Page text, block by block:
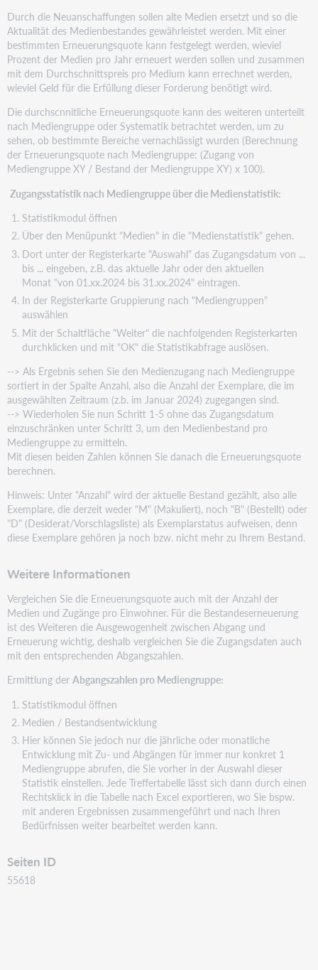
Durch die Neuanschaffungen sollen alte Medien ersetzt und so die
Aktualität des Medienbestandes gewährleistet werden. Mit einer
bestimmten Erneuerungsquote kann festgelegt werden, wieviel
Prozent der Medien pro Jahr erneuert werden sollen und zusammen
mit dem Durchschnittspreis pro Medium kann errechnet werden,
wieviel Geld für die Erfüllung dieser Forderung benötigt wird.
Die durchscnnitliche Erneuerungsquote kann des weiteren unterteilt
nach Mediengruppe oder Systematik betrachtet werden, um zu
sehen, ob bestimmte Bereiche vernachlässigt wurden (Berechnung
der Erneuerungsquote nach Mediengruppe: (Zugang von
Mediengruppe XY / Bestand der Mediengruppe XY) x 100).
Zugangsstatistik nach Mediengruppe über die Medienstatistik:
Statistikmodul öffnen
Über den Menüpunkt "Medien" in die "Medienstatistik" gehen.
Dort unter der Registerkarte "Auswahl" das Zugangsdatum von ...
bis ... eingeben, z.B. das aktuelle Jahr oder den aktuellen
Monat "von 01.xx.2024 bis 31.xx.2024" eintragen.
In der Registerkarte Gruppierung nach "Mediengruppen"
auswählen
Mit der Schaltfläche "Weiter" die nachfolgenden Registerkarten
durchklicken und mit "OK" die Statistikabfrage auslösen.
--> Als Ergebnis sehen Sie den Medienzugang nach Mediengruppe
sortiert in der Spalte Anzahl, also die Anzahl der Exemplare, die im
ausgewählten Zeitraum (z.b. im Januar 2024) zugegangen sind.
--> Wiederholen Sie nun Schritt 1-5 ohne das Zugangsdatum
einzuschränken unter Schritt 3, um den Medienbestand pro
Mediengruppe zu ermitteln.
Mit diesen beiden Zahlen können Sie danach die Erneuerungsquote
berechnen.
Hinweis: Unter "Anzahl" wird der aktuelle Bestand gezählt, also alle
Exemplare, die derzeit weder "M" (Makuliert), noch "B" (Bestellt) oder
"D" (Desiderat/Vorschlagsliste) als Exemplarstatus aufweisen, denn
diese Exemplare gehören ja noch bzw. nicht mehr zu Ihrem Bestand.
Weitere Informationen
Vergleichen Sie die Erneuerungsquote auch mit der Anzahl der
Medien und Zugänge pro Einwohner. Für die Bestandeserneuerung
ist des Weiteren die Ausgewogenheit zwischen Abgang und
Erneuerung wichtig, deshalb vergleichen Sie die Zugangsdaten auch
mit den entsprechenden Abgangszahlen.
Ermittlung derAbgangszahlen pro Mediengruppe:
Statistikmodul öffnen
Medien / Bestandsentwicklung
Hier können Sie jedoch nur die jährliche oder monatliche
Entwicklung mit Zu- und Abgängen für immer nur konkret 1
Mediengruppe abrufen, die Sie vorher in der Auswahl dieser
Statistik einstellen. Jede Treffertabelle lässt sich dann durch einen
Rechtsklick in die Tabelle nach Excel exportieren, wo Sie bspw.
mit anderen Ergebnissen zusammengeführt und nach Ihren
Bedürfnissen weiter bearbeitet werden kann.
Seiten ID
55618